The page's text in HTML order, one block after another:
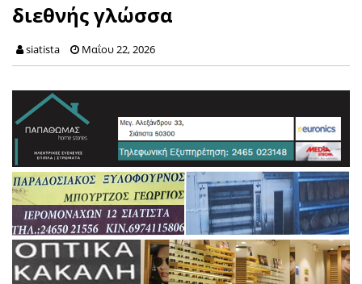
διεθνής γλώσσα
siatista Μαΐου 22, 2026